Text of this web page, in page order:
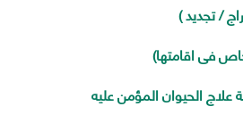
/ تجديد )
فى اقامتها)
علاج الحيوان المؤمن عليه